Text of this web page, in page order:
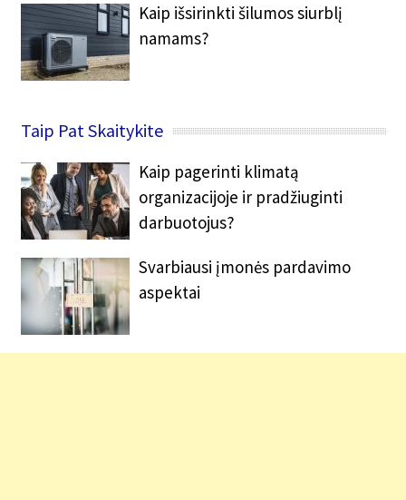
Kaip išsirinkti šilumos siurblį
namams?
Taip Pat Skaitykite
Kaip pagerinti klimatą
organizacijoje ir pradžiuginti
darbuotojus?
Svarbiausi įmonės pardavimo
aspektai